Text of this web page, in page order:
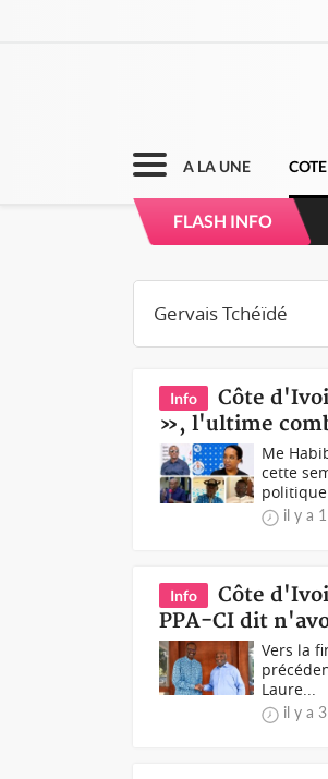
A LA UNE
FLASH INFO
Info
Côte
», l'ultime
Me
cette
il y a
Info
Côte
PPA-CI dit
Vers la
Laure...
il y a